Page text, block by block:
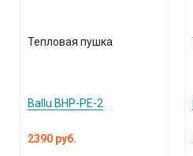
Тепловая пушка
Ballu BHP-PE-2
2390 руб.